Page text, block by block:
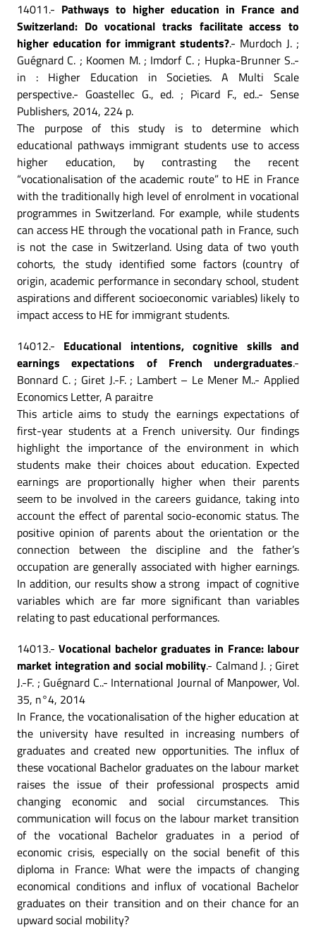
14011.- Pathways to higher education in France and
Switzerland: Do vocational tracks facilitate access to
higher education for immigrant students?.- Murdoch J. ;
Guégnard C. ; Koomen M. ; Imdorf C. ; Hupka-Brunner S..-
in : Higher Education in Societies. A Multi Scale
perspective.- Goastellec G., ed. ; Picard F., ed..- Sense
Publishers, 2014, 224 p.
The purpose of this study is to determine which
educational pathways immigrant students use to access
higher education, by contrasting the recent
“vocationalisation of the academic route” to HE in France
with the traditionally high level of enrolment in vocational
programmes in Switzerland. For example, while students
can access HE through the vocational path in France, such
is not the case in Switzerland. Using data of two youth
cohorts, the study identified some factors (country of
origin, academic performance in secondary school, student
aspirations and different socioeconomic variables) likely to
impact access to HE for immigrant students.
14012.- Educational intentions, cognitive skills and
earnings expectations of French undergraduates.-
Bonnard C. ; Giret J.-F. ; Lambert – Le Mener M..- Applied
Economics Letter, A paraitre
This article aims to study the earnings expectations of
first-year students at a French university. Our findings
highlight the importance of the environment in which
students make their choices about education. Expected
earnings are proportionally higher when their parents
seem to be involved in the careers guidance, taking into
account the effect of parental socio-economic status. The
positive opinion of parents about the orientation or the
connection between the discipline and the father’s
occupation are generally associated with higher earnings.
In addition, our results show a strong impact of cognitive
variables which are far more significant than variables
relating to past educational performances.
14013.-Vocational bachelor graduates in France: labour
market integration and social mobility.- Calmand J. ; Giret
J.-F. ; Guégnard C..- International Journal of Manpower, Vol.
35, n°4, 2014
In France, the vocationalisation of the higher education at
the university have resulted in increasing numbers of
graduates and created new opportunities. The influx of
these vocational Bachelor graduates on the labour market
raises the issue of their professional prospects amid
changing economic and social circumstances. This
communication will focus on the labour market transition
of the vocational Bachelor graduates in a period of
economic crisis, especially on the social benefit of this
diploma in France: What were the impacts of changing
economical conditions and influx of vocational Bachelor
graduates on their transition and on their chance for an
upward social mobility?